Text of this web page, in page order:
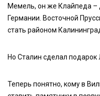
Мемель, он же Клайпеда –
Германии. Восточной
стать районом
Но Сталин сделал подарок
Теперь понятно, кому в